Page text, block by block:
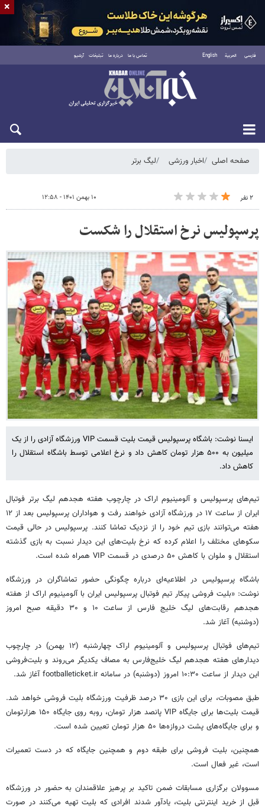
فارسی العربية English تماس با ما درباره ما تبلیغات آرشیو
شنبه ۱۷ مرداد ۱۴۰۵
صفحه اصلی اخبار ورزشی لیگ برتر
۲ نفر ۱۰ بهمن ۱۴۰۱ - ۱۲:۵۸
پرسپولیس نرخ استقلال را شکست
ایسنا نوشت: باشگاه پرسپولیس قیمت بلیت قسمت VIP ورزشگاه آزادی را از یک
میلیون به ۵۰۰ هزار تومان کاهش داد و نرخ اعلامی توسط باشگاه استقلال را
کاهش داد.
تیم‌های پرسپولیس و آلومینیوم اراک در چارچوب هفته هجدهم لیگ برتر فوتبال
ایران از ساعت ۱۷ در ورزشگاه آزادی خواهند رفت و هواداران پرسپولیس بعد از ۱۲
هفته می‌توانند بازی تیم خود را از نزدیک تماشا کنند. پرسپولیس در حالی قیمت
سکوهای مختلف را اعلام کرده که نرخ‌ بلیت‌های این دیدار نسبت به بازی گذشته
استقلال و ملوان با کاهش ۵۰ درصدی در قسمت VIP همراه شده است.
باشگاه پرسپولیس در اطلاعیه‌ای درباره چگونگی حضور تماشاگران در ورزشگاه
نوشت: «بلیت فروشی پیکار تیم فوتبال پرسپولیس ایران با آلومینیوم اراک از هفته
هجدهم رقابت‌های لیگ خلیج فارس از ساعت ۱۰ و ۳۰ دقیقه صبح امروز
(دوشنبه) آغاز شد.
تیم‌های فوتبال پرسپولیس و آلومینیوم اراک چهارشنبه (۱۲ بهمن) در چارچوب
دیدارهای هفته هجدهم لیگ خلیج‌فارس به مصاف یکدیگر می‌روند و بلیت‌فروشی
این دیدار از ساعت ۱۰:۳۰ امروز (دوشنبه) در سامانه footballeticket.ir آغاز شد.
طبق مصوبات، برای این بازی ۳۰ درصد ظرفیت ورزشگاه بلیت فروشی خواهد شد.
قیمت بلیت‌ها برای جایگاه VIP پانصد هزار تومان، روبه روی جایگاه ۱۵۰ هزارتومان
و برای جایگاه‌های پشت دروازه‌ها ۵۰ هزار تومان تعیین شده است.
همچنین، بلیت فروشی برای طبقه دوم و همچنین جایگاه که در دست تعمیرات
است، غیر فعال است.
مسوولان برگزاری مسابقات ضمن تاکید بر پرهیز علاقمندان به حضور در ورزشگاه
قبل از خرید اینترنتی بلیت، یادآور شدند افرادی که بلیت تهیه می‌کنند در صورت
×